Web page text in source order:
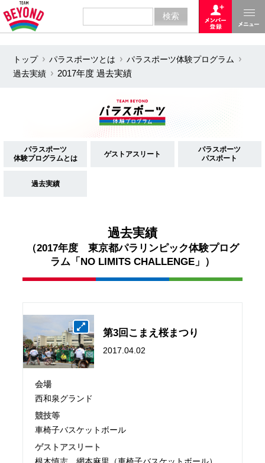
トップ パラスポーツとは
パラスポーツ体験プログラム
過去実績
2017年度 過去実績
パラスポーツ
体験プログラムとは
ゲストアスリート
パラスポーツ
パスポート
過去実績
過去実績
（2017年度 東京都パラリンピック体験プログ
ラム「NO LIMITS CHALLENGE」）
第3回こまえ桜まつり
2017.04.02
会場
西和泉グランド
競技等
車椅子バスケットボール
ゲストアスリート
根木慎志、網本麻里（車椅子バスケットボール）、